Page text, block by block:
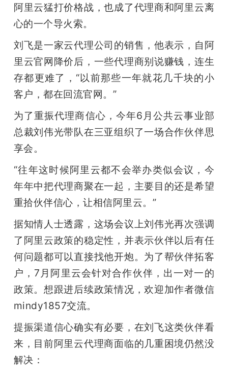
阿里云猛打价格战，也成了代理商和阿里云离
心的一个导火索。
刘飞是一家云代理公司的销售，他表示，自阿
里云官网降价后，一些代理商别说赚钱，连生
存都更难了，“以前那些一年就花几千块的小
客户，都在回流官网。”
为了重振代理商信心，今年6月公共云事业部
总裁刘伟光带队在三亚组织了一场合作伙伴思
享会。
“往年这时候阿里云都不会举办类似会议，今
年年中把代理商聚在一起，主要目的还是希望
重拾伙伴信心，让相信阿里云。”
据知情人士透露，这场会议上刘伟光再次强调
了阿里云政策的稳定性，并表示伙伴以后有任
何问题都可以直接找他开炮。为了帮伙伴拓客
户，7月阿里云会针对合作伙伴，出一对一的
政策。想跟进后续政策情况，欢迎加作者微信
mindy1857交流。
提振渠道信心确实有必要，在刘飞这类伙伴看
来，目前阿里云代理商面临的几重困境仍然没
解决：